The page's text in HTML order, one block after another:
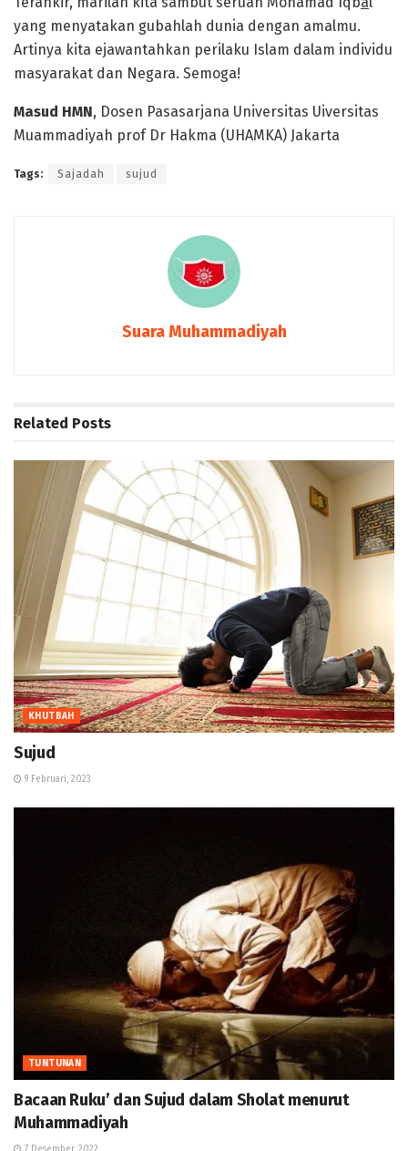
yang menyatakan gubahlah dunia dengan amalmu.
Artinya kita ejawantahkan perilaku Islam dalam individu
masyarakat dan Negara. Semoga!
Masud HMN, Dosen Pasasarjana Universitas Uiversitas
Muammadiyah prof Dr Hakma (UHAMKA) Jakarta
Tags: Sajadah sujud
Suara Muhammadiyah
Related Posts
KHUTBAH
Sujud
9 Februari, 2023
TUNTUNAN
Bacaan Ruku’ dan Sujud dalam Sholat menurut
Muhammadiyah